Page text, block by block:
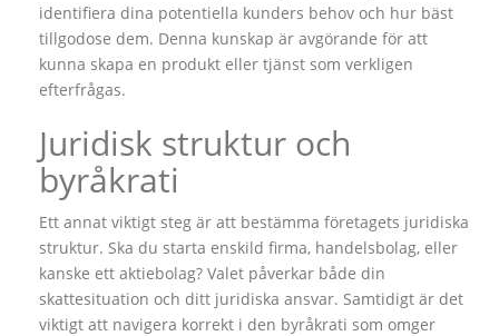
identifiera dina potentiella kunders behov och hur bäst
tillgodose dem. Denna kunskap är avgörande för att
kunna skapa en produkt eller tjänst som verkligen
efterfrågas.
Juridisk struktur och
byråkrati
Ett annat viktigt steg är att bestämma företagets juridiska
struktur. Ska du starta enskild firma, handelsbolag, eller
kanske ett aktiebolag? Valet påverkar både din
skattesituation och ditt juridiska ansvar. Samtidigt är det
viktigt att navigera korrekt i den byråkrati som omger